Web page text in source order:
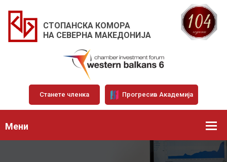
СТОПАНСКА КОМОРА
НА СЕВЕРНА МАКЕДОНИЈА
Станете членка Прогресив Академија
Мени